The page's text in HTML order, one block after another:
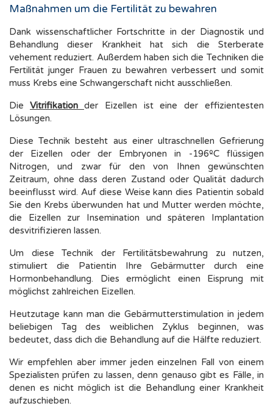
Maßnahmen um die Fertilität zu bewahren
Dank wissenschaftlicher Fortschritte in der Diagnostik und
Behandlung dieser Krankheit hat sich die Sterberate
vehement reduziert. Außerdem haben sich die Techniken die
Fertilität junger Frauen zu bewahren verbessert und somit
muss Krebs eine Schwangerschaft nicht ausschließen.
Die Vitrifikation der Eizellen ist eine der effizientesten
Lösungen.
Diese Technik besteht aus einer ultraschnellen Gefrierung
der Eizellen oder der Embryonen in -196ºC flüssigen
Nitrogen, und zwar für den von Ihnen gewünschten
Zeitraum, ohne dass deren Zustand oder Qualität dadurch
beeinflusst wird. Auf diese Weise kann dies Patientin sobald
Sie den Krebs überwunden hat und Mutter werden möchte,
die Eizellen zur Insemination und späteren Implantation
desvitrifizieren lassen.
Um diese Technik der Fertilitätsbewahrung zu nutzen,
stimuliert die Patientin Ihre Gebärmutter durch eine
Hormonbehandlung. Dies ermöglicht einen Eisprung mit
möglichst zahlreichen Eizellen.
Heutzutage kann man die Gebärmutterstimulation in jedem
beliebigen Tag des weiblichen Zyklus beginnen, was
bedeutet, dass dich die Behandlung auf die Hälfte reduziert.
Wir empfehlen aber immer jeden einzelnen Fall von einem
Spezialisten prüfen zu lassen, denn genauso gibt es Fälle, in
denen es nicht möglich ist die Behandlung einer Krankheit
aufzuschieben.